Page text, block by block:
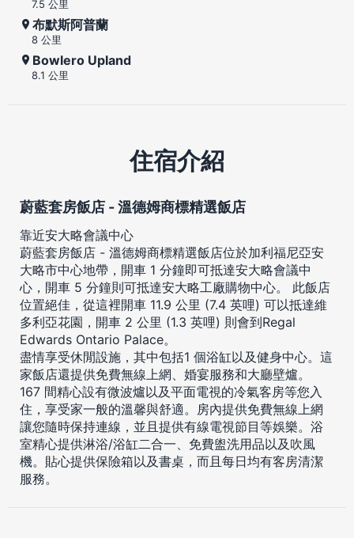
7.5 公里
布默斯阿普蘭
8 公里
Bowlero Upland
8.1 公里
住宿介紹
蔚藍套房飯店 - 溫德姆商標精選飯店
靠近安大略會議中心
蔚藍套房飯店 - 溫德姆商標精選飯店位於加利福尼亞安
大略市中心地帶，開車 1 分鐘即可抵達安大略會議中
心，開車 5 分鐘則可抵達安大略工廠購物中心。 此飯店
位置絕佳，從這裡開車 11.9 公里 (7.4 英哩) 可以抵達維
多利亞花園，開車 2 公里 (1.3 英哩) 則會到Regal
Edwards Ontario Palace。
盡情享受休閒設施，其中包括1 個浴缸以及健身中心。這
家飯店還提供免費無線上網、婚宴服務和大廳壁爐。
167 間精心設有微波爐以及平面電視的冷氣客房等您入
住，享受家一般的溫馨與舒適。房內提供免費無線上網
讓您隨時保持連線，並且提供有線電視節目等娛樂。浴
室精心提供淋浴/浴缸二合一、免費盥洗用品以及吹風
機。貼心提供保險箱以及書桌，而且每日均有客房清潔
服務。